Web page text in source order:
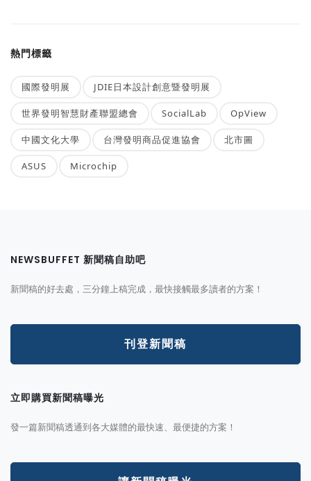
熱門標籤
國際發明展 JDIE日本設計創意暨發明展
世界發明智慧財產聯盟總會 SocialLab OpView
中國文化大學 台灣發明商品促進協會 北市圖
ASUS Microchip
NEWSBUFFET 新聞稿自助吧
新聞稿的好去處，三分鐘上稿完成，最快接觸最多讀者的方案！
刊登新聞稿
立即購買新聞稿曝光
發一篇新聞稿透通到各大媒體的最快速、最便捷的方案！